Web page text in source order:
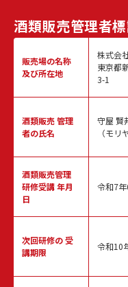
酒類販売管理者
販売場の名称
及び所在地
酒類販売管理
者の氏名
酒類販売管理
研修受講 年月
日
次回研修の受
講期限
株式会
東京都
3-1
守屋 賢
（モリ
令和7
令和10